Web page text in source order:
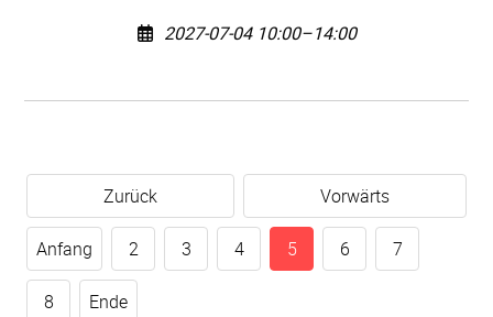
2027-07-04 10:00–14:00
Zurück Vorwärts
Anfang 2 3 4 5 6 7
8 Ende